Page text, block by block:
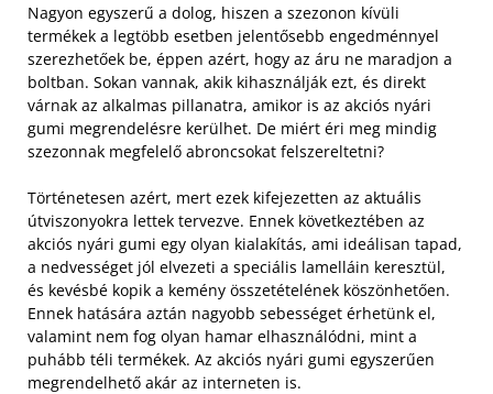
Nagyon egyszerű a dolog, hiszen a szezonon kívüli
termékek a legtöbb esetben jelentősebb engedménnyel
szerezhetőek be, éppen azért, hogy az áru ne maradjon a
boltban. Sokan vannak, akik kihasználják ezt, és direkt
várnak az alkalmas pillanatra, amikor is az akciós nyári
gumi megrendelésre kerülhet. De miért éri meg mindig
szezonnak megfelelő abroncsokat felszereltetni?
Történetesen azért, mert ezek kifejezetten az aktuális
útviszonyokra lettek tervezve. Ennek következtében az
akciós nyári gumi egy olyan kialakítás, ami ideálisan tapad,
a nedvességet jól elvezeti a speciális lamelláin keresztül,
és kevésbé kopik a kemény összetételének köszönhetően.
Ennek hatására aztán nagyobb sebességet érhetünk el,
valamint nem fog olyan hamar elhasználódni, mint a
puhább téli termékek. Az akciós nyári gumi egyszerűen
megrendelhető akár az interneten is.